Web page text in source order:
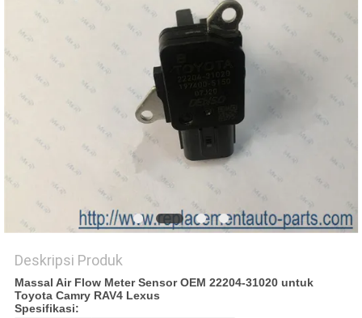
Deskripsi Produk
Massal Air Flow Meter Sensor OEM 22204-31020 untuk
Toyota Camry RAV4 Lexus
Spesifikasi: